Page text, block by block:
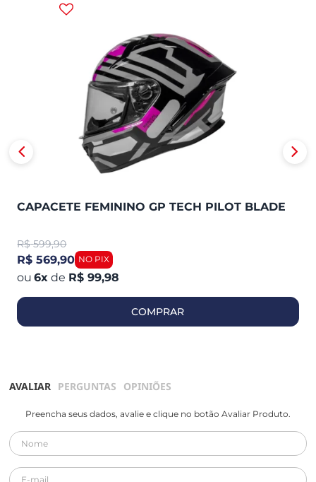
CAPACETE FEMININO GP TECH PILOT BLADE
R$ 599,90
R$ 569,90
6x de R$ 99,98
COMPRAR
AVALIAR PERGUNTAS OPINIÕES
Preencha seus dados, avalie e clique no botão Avaliar Produto.